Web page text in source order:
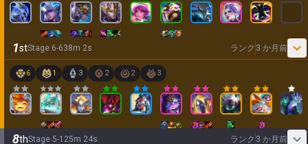
1stStage 6-638m 2s ランク 3 か月前
6 1 3 2 2 3
8thStage 5-1 25m 24s ランク 3 か月前